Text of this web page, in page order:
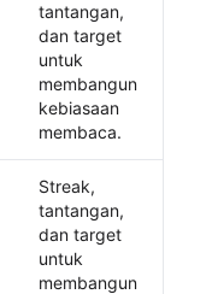
tantangan,
dan target
untuk
membangun
kebiasaan
membaca.
Streak,
tantangan,
dan target
untuk
membangun